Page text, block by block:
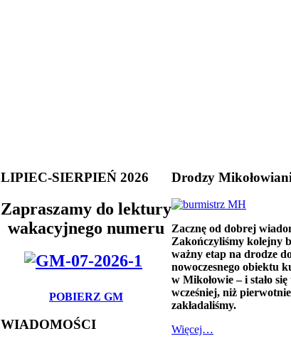
LIPIEC-SIERPIEŃ 2026
Zapraszamy do lektury
wakacyjnego numeru
POBIERZ GM
WIADOMOŚCI
Drodzy
Zacznę od dobrej
Zakończyliśmy kolejny
ważny etap na drodze
nowoczesnego obiektu
w Mikołowie – i stało się
wcześniej, niż pierwotnie
zakładaliśmy.
Więcej…